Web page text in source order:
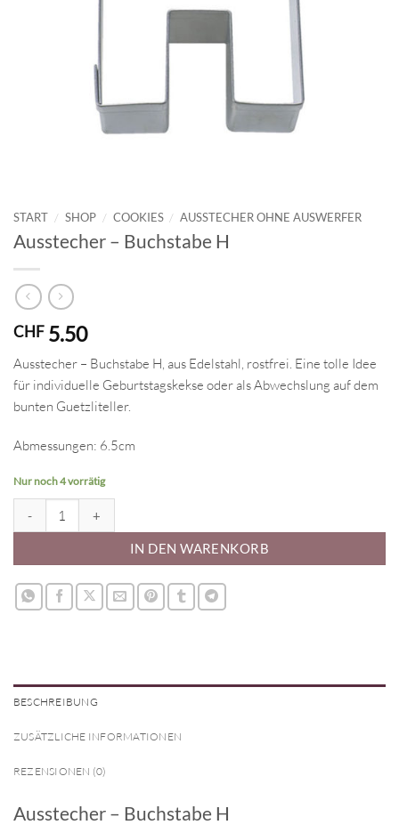
START / SHOP / COOKIES / AUSSTECHER OHNE AUSWERFER
Ausstecher – Buchstabe H
CHF 5.50
Ausstecher – Buchstabe H, aus Edelstahl, rostfrei. Eine tolle Idee
für individuelle Geburtstagskekse oder als Abwechslung auf dem
bunten Guetzliteller.
Abmessungen: 6.5cm
Nur noch 4 vorrätig
IN DEN WARENKORB
BESCHREIBUNG
ZUSÄTZLICHE INFORMATIONEN
REZENSIONEN (0)
Ausstecher – Buchstabe H